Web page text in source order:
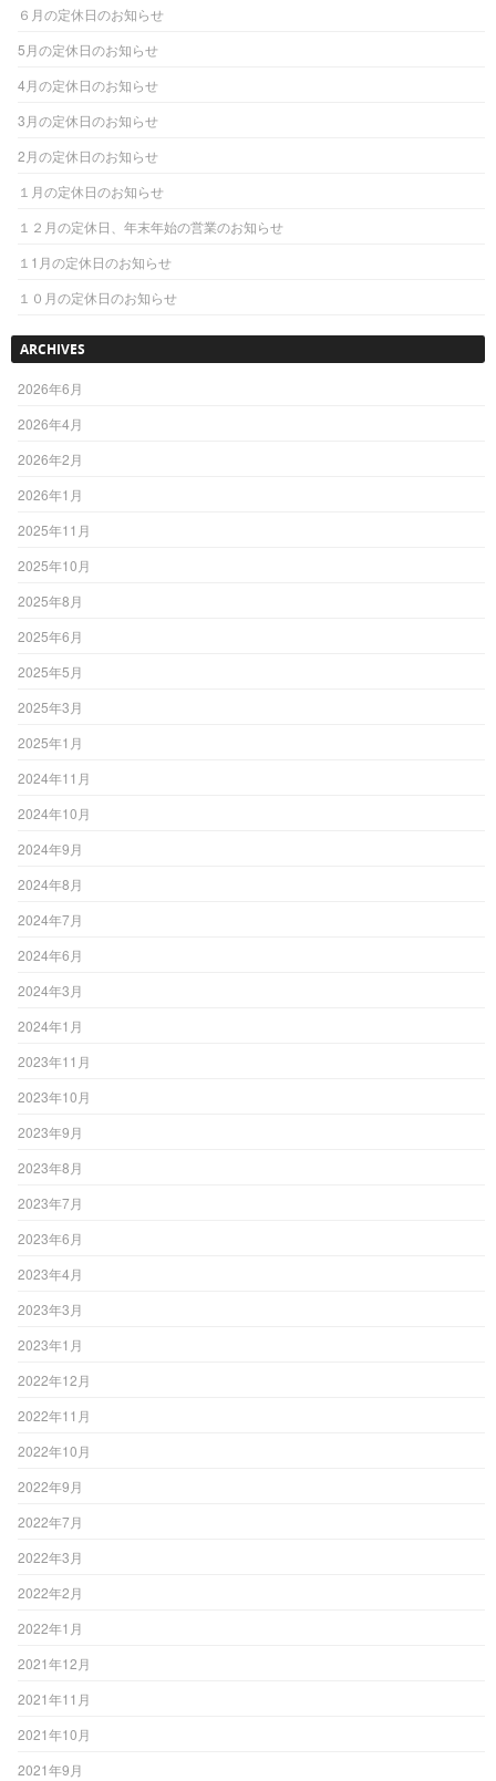
６月の定休日のお知らせ
5月の定休日のお知らせ
4月の定休日のお知らせ
3月の定休日のお知らせ
2月の定休日のお知らせ
１月の定休日のお知らせ
１２月の定休日、年末年始の営業のお知らせ
１1月の定休日のお知らせ
１０月の定休日のお知らせ
ARCHIVES
2026年6月
2026年4月
2026年2月
2026年1月
2025年11月
2025年10月
2025年8月
2025年6月
2025年5月
2025年3月
2025年1月
2024年11月
2024年10月
2024年9月
2024年8月
2024年7月
2024年6月
2024年3月
2024年1月
2023年11月
2023年10月
2023年9月
2023年8月
2023年7月
2023年6月
2023年4月
2023年3月
2023年1月
2022年12月
2022年11月
2022年10月
2022年9月
2022年7月
2022年3月
2022年2月
2022年1月
2021年12月
2021年11月
2021年10月
2021年9月